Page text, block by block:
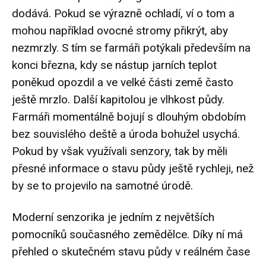
dodává. Pokud se výrazně ochladí, ví o tom a
mohou například ovocné stromy přikrýt, aby
nezmrzly. S tím se farmáři potýkali především na
konci března, kdy se nástup jarních teplot
poněkud opozdil a ve velké části země často
ještě mrzlo. Další kapitolou je vlhkost půdy.
Farmáři momentálně bojují s dlouhým obdobím
bez souvislého deště a úroda bohužel usychá.
Pokud by však využívali senzory, tak by měli
přesné informace o stavu půdy ještě rychleji, než
by se to projevilo na samotné úrodě.
Moderní senzorika je jedním z největších
pomocníků současného zemědělce. Díky ní má
přehled o skutečném stavu půdy v reálném čase